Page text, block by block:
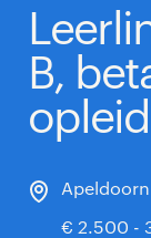
B,
Apeldoorn
€ 2.500 -